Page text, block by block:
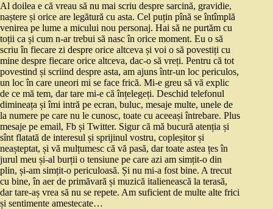
Al doilea e că vreau să nu mai scriu despre sarcină, gravidie,
naștere și orice are legătură cu asta. Cel puțin pînă se întîmplă
venirea pe lume a micului nou personaj. Hai să ne purtăm cu
toții ca și cum n-ar trebui să nasc în orice moment. Eu o să
scriu în fiecare zi despre orice altceva și voi o să povestiți cu
mine despre fiecare orice altceva, dac-o să vreți. Pentru că tot
povestind și scriind despre asta, am ajuns într-un loc periculos,
un loc în care uneori mi se face frică. Mi-e greu să vă explic
de ce mă tem, dar tare mi-e că înțelegeți. Deschid telefonul
dimineața și îmi intră pe ecran, buluc, mesaje multe, unele de
la numere pe care nu le cunosc, toate cu aceeași întrebare. Plus
mesaje pe email, Fb și Twitter. Sigur că mă bucură atenția și
sînt flatată de interesul și sprijinul vostru, copleșitor și
neașteptat, și vă mulțumesc că vă pasă, dar toate astea țes în
jurul meu și-al burții o tensiune pe care azi am simțit-o din
plin, și-am simțit-o periculoasă. Și nu mi-a fost bine. A trecut
cu bine, în aer de primăvară și muzică italienească la terasă,
dar tare-aș vrea să nu se repete. Am suficient de multe alte frici
și sentimente amestecate…